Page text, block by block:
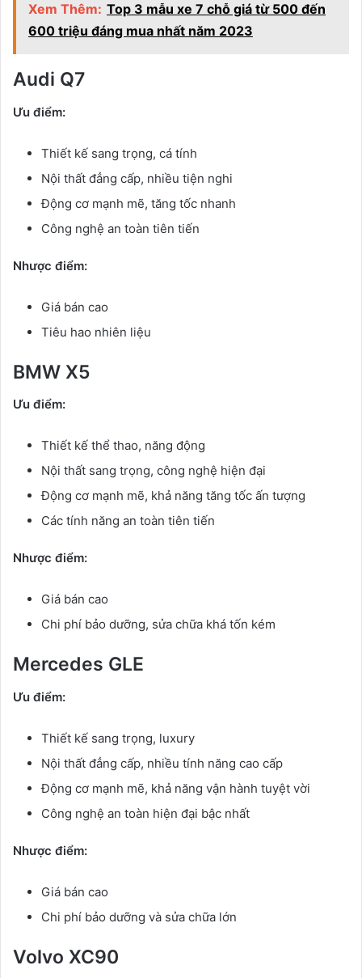
Xem Thêm: Top 3 mẫu xe 7 chỗ giá từ 500 đến
600 triệu đáng mua nhất năm 2023
Audi Q7
Ưu điểm:
Thiết kế sang trọng, cá tính
Nội thất đẳng cấp, nhiều tiện nghi
Động cơ mạnh mẽ, tăng tốc nhanh
Công nghệ an toàn tiên tiến
Nhược điểm:
Giá bán cao
Tiêu hao nhiên liệu
BMW X5
Ưu điểm:
Thiết kế thể thao, năng động
Nội thất sang trọng, công nghệ hiện đại
Động cơ mạnh mẽ, khả năng tăng tốc ấn tượng
Các tính năng an toàn tiên tiến
Nhược điểm:
Giá bán cao
Chi phí bảo dưỡng, sửa chữa khá tốn kém
Mercedes GLE
Ưu điểm:
Thiết kế sang trọng, luxury
Nội thất đẳng cấp, nhiều tính năng cao cấp
Động cơ mạnh mẽ, khả năng vận hành tuyệt vời
Công nghệ an toàn hiện đại bậc nhất
Nhược điểm:
Giá bán cao
Chi phí bảo dưỡng và sửa chữa lớn
Volvo XC90